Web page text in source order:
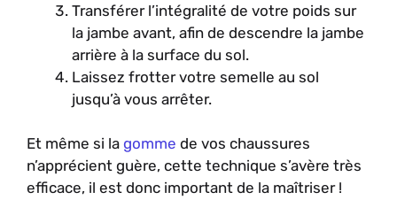
Transférer l’intégralité de votre poids sur
la jambe avant, afin de descendre la jambe
arrière à la surface du sol.
Laissez frotter votre semelle au sol
jusqu’à vous arrêter.
Et même si la gomme de vos chaussures
n’apprécient guère, cette technique s’avère très
efficace, il est donc important de la maîtriser !